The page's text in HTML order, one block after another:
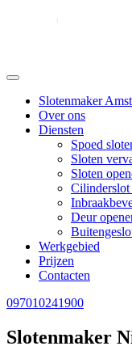
Slotenmaker
Over ons
Diensten
Spoed
Sloten
Sloten
Cilinderslot
Deur
Werkgebied
Prijzen
Contacten
097010241900
Slotenmaker